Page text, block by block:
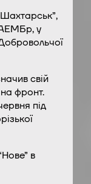
у
свій
фронт.
під
в